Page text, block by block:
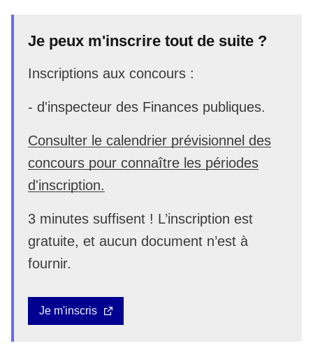
Je peux m'inscrire tout de suite ?
Inscriptions aux concours :
- d'inspecteur des Finances publiques.
Consulter le calendrier prévisionnel des
concours pour connaître les périodes
d'inscription.
3 minutes suffisent ! L’inscription est
gratuite, et aucun document n’est à
fournir.
Je m'inscris